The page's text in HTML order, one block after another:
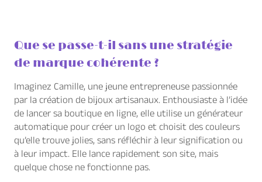
Que se passe-t-il sans une stratégie
de marque cohérente ?
Imaginez Camille, une jeune entrepreneuse passionnée
par la création de bijoux artisanaux. Enthousiaste à l’idée
de lancer sa boutique en ligne, elle utilise un générateur
automatique pour créer un logo et choisit des couleurs
qu’elle trouve jolies, sans réfléchir à leur signification ou
à leur impact. Elle lance rapidement son site, mais
quelque chose ne fonctionne pas.